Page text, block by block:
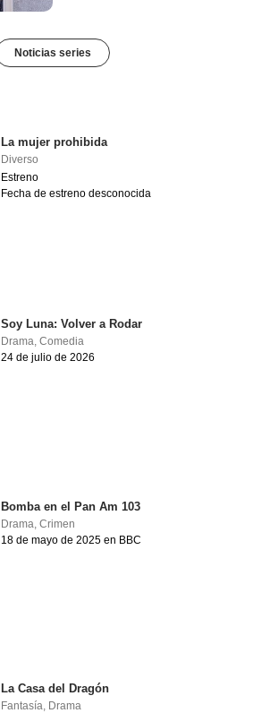
Noticias series
La mujer prohibida
Diverso
Estreno
Fecha de estreno desconocida
Soy Luna: Volver a Rodar
Drama,Comedia
24 de julio de 2026
Bomba en el Pan Am 103
Drama ,Crimen
18 de mayo de 2025 en BBC
La Casa del Dragón
Fantasía, Drama